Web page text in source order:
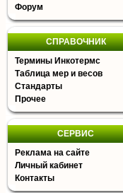
Форум
СПРАВОЧНИК
Термины Инкотермс
Таблица мер и весов
Стандарты
Прочее
СЕРВИС
Реклама на сайте
Личный кабинет
Контакты